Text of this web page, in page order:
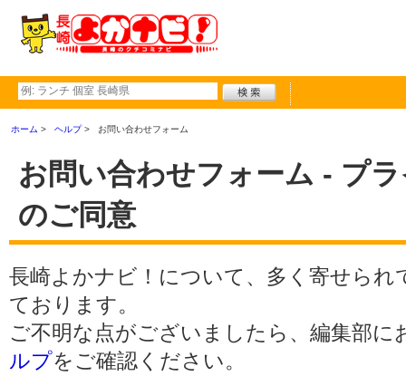
ホーム ヘルプ お問い合わせフォーム
お問い合わせフォーム - プ
のご同意
長崎よかナビ！について、多く寄せられ
ております。
ご不明な点がございましたら、編集部
ルプをご確認ください。